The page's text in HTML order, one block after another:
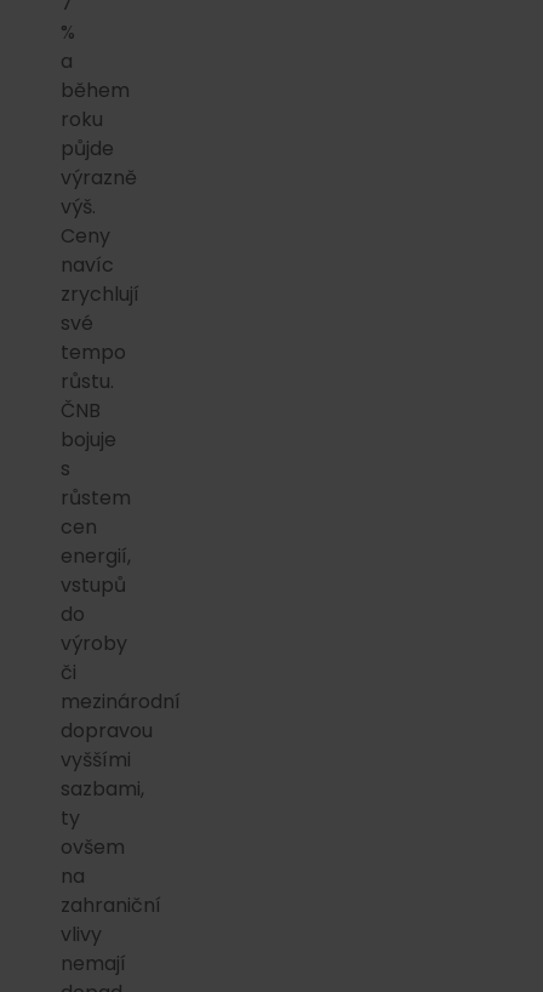
%
a
během
roku
půjde
výrazně
výš.
Ceny
navíc
zrychlují
své
tempo
růstu.
ČNB
bojuje
s
růstem
cen
energií,
vstupů
do
výroby
či
mezinárodní
dopravou
vyššími
sazbami,
ty
ovšem
na
zahraniční
vlivy
nemají